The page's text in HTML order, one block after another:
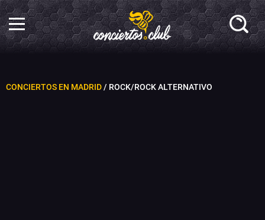
CONCIERTOS EN MADRID/ ROCK/ROCK ALTERNATIVO